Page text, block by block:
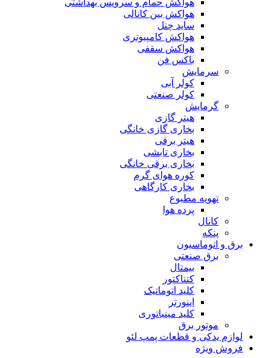
هواکش بین کانالی
ساید چنل
هواکش کامپیوتری
هواکش سقفی
باکس فن
سرمایش
کولر آبی
کولر صنعتی
گرمایش
هیتر گازی
بخاری گازی خانگی
هیتر برقی
بخاری تابشی
بخاری برقی خانگی
کوره هوای گرم
بخاری کارگاهی
تهویه مطبوع
پرده هوا
کانال
پنکه
برق و اتوماسیون
برق صنعتی
بیمتال
کنتاکتور
کلید اتوماتیک
اینورتر
کلید مینیاتوری
موتور برق
لوازم یدکی و قطعات پمپ لئو
فروش ویژه